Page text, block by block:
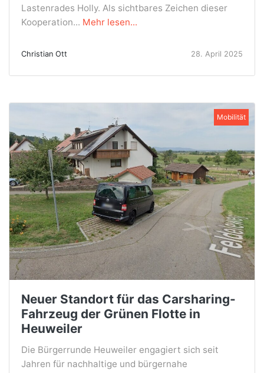
Lastenrades Holly. Als sichtbares Zeichen dieser
Kooperation... Mehr lesen...
Christian Ott 28. April 2025
Mobilität
Neuer Standort für das Carsharing-
Fahrzeug der Grünen Flotte in
Heuweiler
Die Bürgerrunde Heuweiler engagiert sich seit
Jahren für nachhaltige und bürgernahe